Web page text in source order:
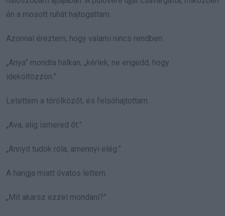
én a mosott ruhát hajtogattam.
Azonnal éreztem, hogy valami nincs rendben.
„Anya” mondta halkan, „kérlek, ne engedd, hogy
ideköltözzön.”
Letettem a törölközőt, és felsóhajtottam.
„Ava, alig ismered őt.”
„Annyit tudok róla, amennyi elég.”
A hangja miatt óvatos lettem.
„Mit akarsz ezzel mondani?”